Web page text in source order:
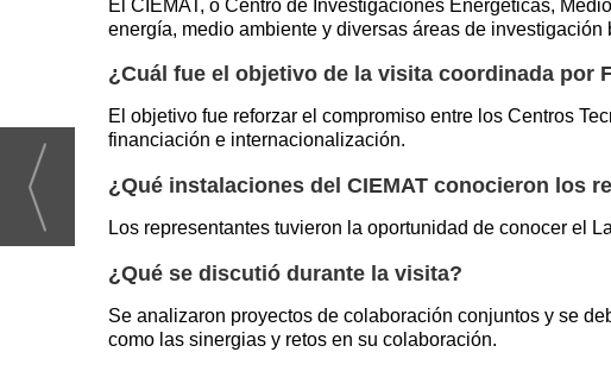
El CIEMAT, o Centro de Investigaciones Energéticas,
energía, medio ambiente y diversas áreas de investigación
¿Cuál fue el objetivo de la visita coordinada por
El objetivo fue reforzar el compromiso entre los Centros
financiación e internacionalización.
¿Qué instalaciones del CIEMAT conocieron los
Los representantes tuvieron la oportunidad de conocer el
¿Qué se discutió durante la visita?
Se analizaron proyectos de colaboración conjuntos y se
como las sinergias y retos en su colaboración.